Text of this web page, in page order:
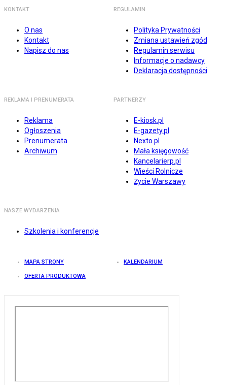
KONTAKT
O nas
Kontakt
Napisz do nas
REGULAMIN
Polityka Prywatności
Zmiana ustawień zgód
Regulamin serwisu
Informacje o nadawcy
Deklaracja dostępności
REKLAMA I PRENUMERATA
Reklama
Ogłoszenia
Prenumerata
Archiwum
PARTNERZY
E-kiosk.pl
E-gazety.pl
Nexto.pl
Mała księgowość
Kancelarierp.pl
Wieści Rolnicze
Życie Warszawy
NASZE WYDARZENIA
Szkolenia i konferencje
MAPA STRONY KALENDARIUM
OFERTA PRODUKTOWA